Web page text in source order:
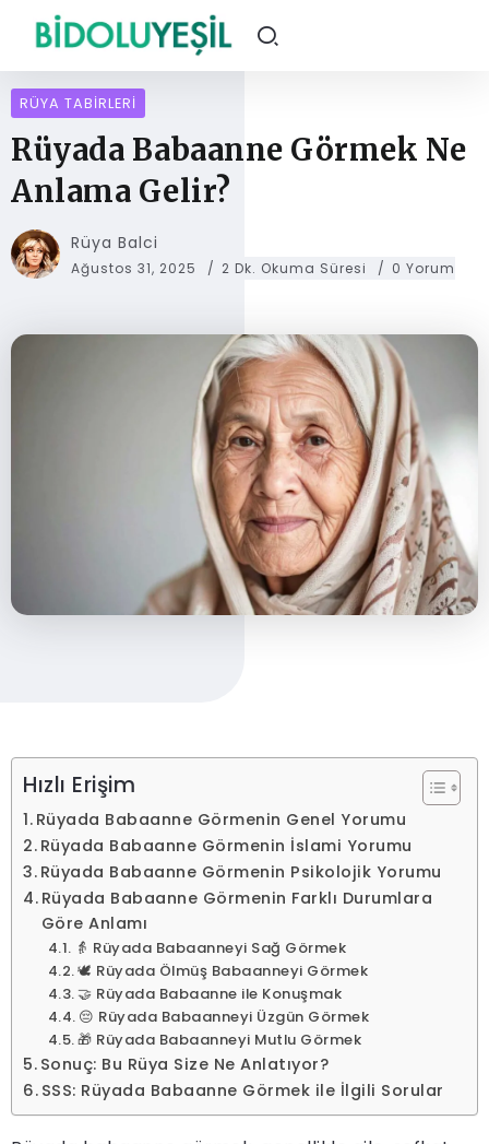
RÜYA TABIRLERI
Rüyada Babaanne Görmek Ne
Anlama Gelir?
Rüya Balci
Ağustos 31, 2025 2 Dk. Okuma Süresi 0 Yorum
Hızlı Erişim
Rüyada Babaanne Görmenin Genel Yorumu
Rüyada Babaanne Görmenin İslami Yorumu
Rüyada Babaanne Görmenin Psikolojik Yorumu
Rüyada Babaanne Görmenin Farklı Durumlara
Göre Anlamı
👵 Rüyada Babaanneyi Sağ Görmek
🕊️ Rüyada Ölmüş Babaanneyi Görmek
🤝 Rüyada Babaanne ile Konuşmak
😔 Rüyada Babaanneyi Üzgün Görmek
🎁 Rüyada Babaanneyi Mutlu Görmek
Sonuç: Bu Rüya Size Ne Anlatıyor?
SSS: Rüyada Babaanne Görmek ile İlgili Sorular